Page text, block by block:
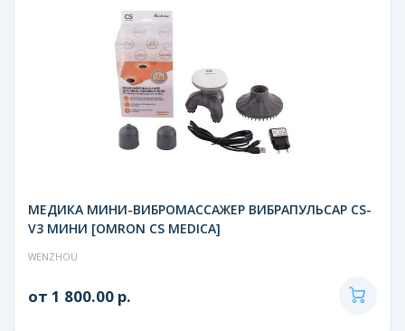
МЕДИКА МИНИ-ВИБРОМАССАЖЕР ВИБРАПУЛЬСАР CS-
V3 МИНИ [OMRON CS MEDICA]
WENZHOU
от 1 800.00 р.